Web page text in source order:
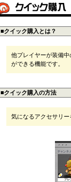
■クイック購入とは？
他プレイヤーが装備
ができる機能です。
■クイック購入の方法
気になるアクセサリ